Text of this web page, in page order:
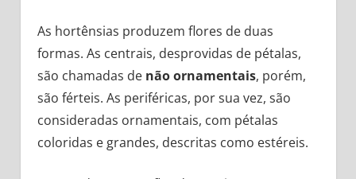
As hortênsias produzem flores de duas
formas. As centrais, desprovidas de pétalas,
são chamadas de não ornamentais, porém,
são férteis. As periféricas, por sua vez, são
consideradas ornamentais, com pétalas
coloridas e grandes, descritas como estéreis.